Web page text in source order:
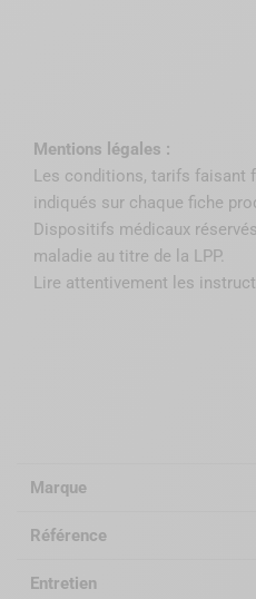
Mentions légales :
Les conditions, tarifs faisant
indiqués sur chaque fiche
Dispositifs médicaux
maladie au titre de la LPP.
Lire attentivement les
Marque
Référence
Entretien